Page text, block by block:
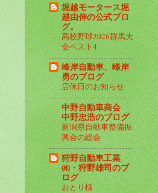
堀越モータース堀
越由伸の公式ブロ
グ。
高校野球2026群馬大
会ベスト4
峰岸自動車、峰岸
勇のブログ
店休日のお知らせ
中野自動車商会
中野忠浩のブログ
新潟県自動車整備振
興会の総会
狩野自動車工業
㈱・狩野雄司のブ
ログ
おとり様